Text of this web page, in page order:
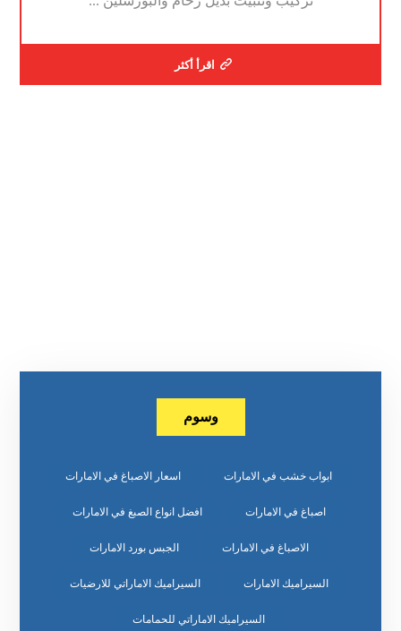
اقرأ أكثر
وسوم
ابواب خشب في الامارات اسعار الاصباغ في الامارات
اصباغ في الامارات افضل انواع الصبغ في الامارات
الاصباغ في الامارات الجبس بورد الامارات
السيراميك الامارات السيراميك الاماراتي للارضيات
السيراميك الاماراتي للحمامات